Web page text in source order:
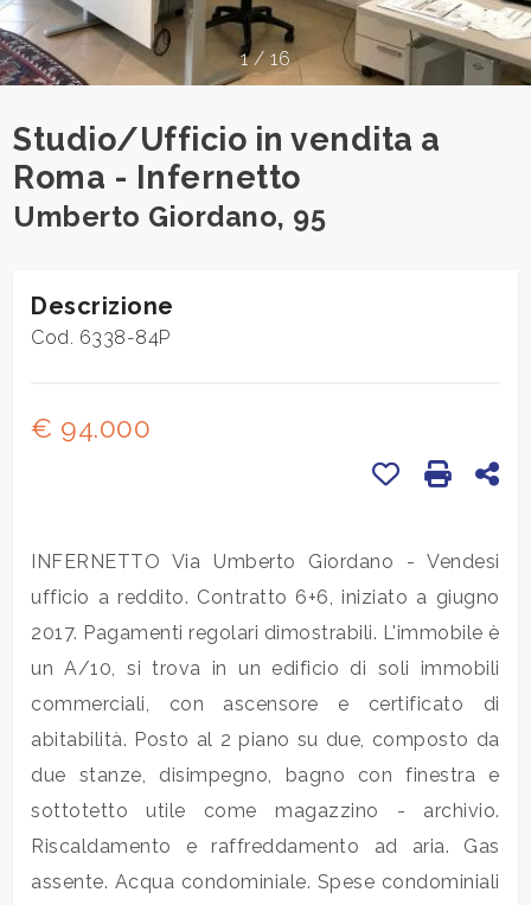
1 / 16
Studio/Ufficio in vendita a
Roma - Infernetto
Umberto Giordano, 95
Descrizione
Cod. 6338-84P
€ 94.000
Preferiti: Cod.
INFERNETTO Via Umberto Giordano - Vendesi
ufficio a reddito. Contratto 6+6, iniziato a giugno
2017. Pagamenti regolari dimostrabili. L'immobile è
un A/10, si trova in un edificio di soli immobili
commerciali, con ascensore e certificato di
abitabilità. Posto al 2 piano su due, composto da
due stanze, disimpegno, bagno con finestra e
sottotetto utile come magazzino - archivio.
Riscaldamento e raffreddamento ad aria. Gas
assente. Acqua condominiale. Spese condominiali
Provincia
Comune
Tipologia
Commerciali
Industriali
Terreni
Prezzo